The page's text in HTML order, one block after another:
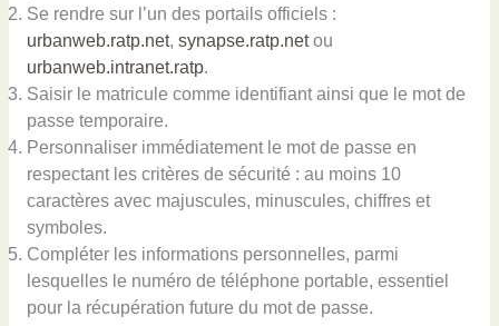
Se rendre sur l’un des portails officiels :
urbanweb.ratp.net, synapse.ratp.netou
urbanweb.intranet.ratp.
Saisir le matricule comme identifiant ainsi que le mot de
passe temporaire.
Personnaliser immédiatement le mot de passe en
respectant les critères de sécurité : au moins 10
caractères avec majuscules, minuscules, chiffres et
symboles.
Compléter les informations personnelles, parmi
lesquelles le numéro de téléphone portable, essentiel
pour la récupération future du mot de passe.